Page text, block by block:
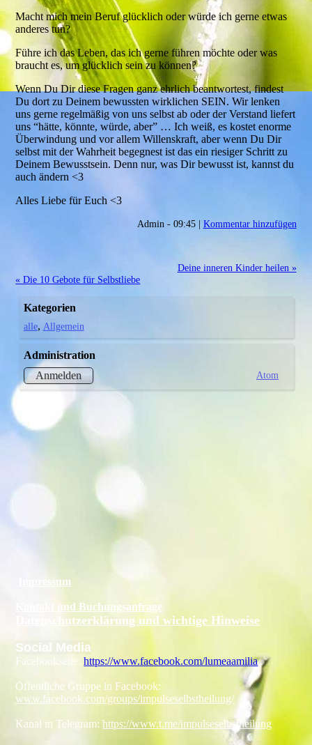
Macht mich mein Beruf glücklich oder würde ich gerne etwas
anderes tun?
Führe ich das Leben, das ich gerne führen möchte oder was
braucht es, um glücklich sein zu können?
Wenn Du Dir diese Fragen ganz ehrlich beantwortest, findest
Du dort zu Deinem bewussten wirklichen SEIN. Wir lenken
uns gerne regelmäßig von uns selbst ab oder der Verstand liefert
uns “hätte, könnte, würde, aber” … Ich weiß, es kostet enorme
Überwindung und vor allem Willenskraft, aber wenn Du Dir
selbst mit der Wahrheit begegnest ist das ein riesiger Schritt zu
Deinem Bewusstsein. Denn nur, was Dir bewusst ist, kannst du
auch ändern <3
Alles Liebe für Euch <3
Admin - 09:45 | Kommentar hinzufügen
Deine inneren Kinder heilen »
« Die 10 Gebote für Selbstliebe
Kategorien
alle Allgemein
Administration
Anmelden
Atom
Impressum
Kontakt und Buchungsanfrage
Datenschutzerklärung und wichtige Hinweise
Social Media
Facebookseite:https://www.facebook.com/lumeaamilia
Öffentliche Gruppe in Facebook:
www.facebook.com/groups/impulseselbstheilung/
Kanal in Telegram: https://www.t.me/impulseselbstheilung